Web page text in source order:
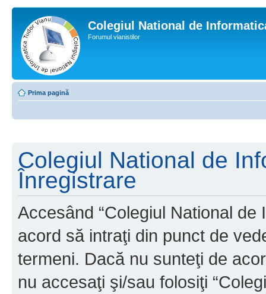
Colegiul National de
Forumul vianistilor
Prima pagină
Colegiul National de
Înregistrare
Accesând “Colegiul National de
acord să intraţi din punct de
termeni. Dacă nu sunteţi de
nu accesaţi şi/sau folosiţi